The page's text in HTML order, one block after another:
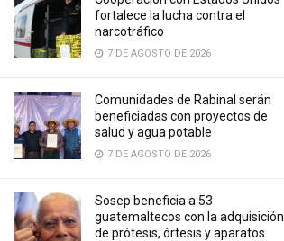
fortalece la lucha contra el
narcotráfico
7 DE AGOSTO DE 2026
Comunidades de Rabinal serán
beneficiadas con proyectos de
salud y agua potable
7 DE AGOSTO DE 2026
Sosep beneficia a 53
guatemaltecos con la adquisición
de prótesis, órtesis y aparatos